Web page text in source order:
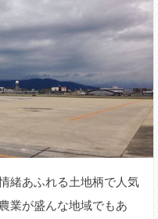
緒あふれる土地柄で人気
業が盛んな地域でもあ